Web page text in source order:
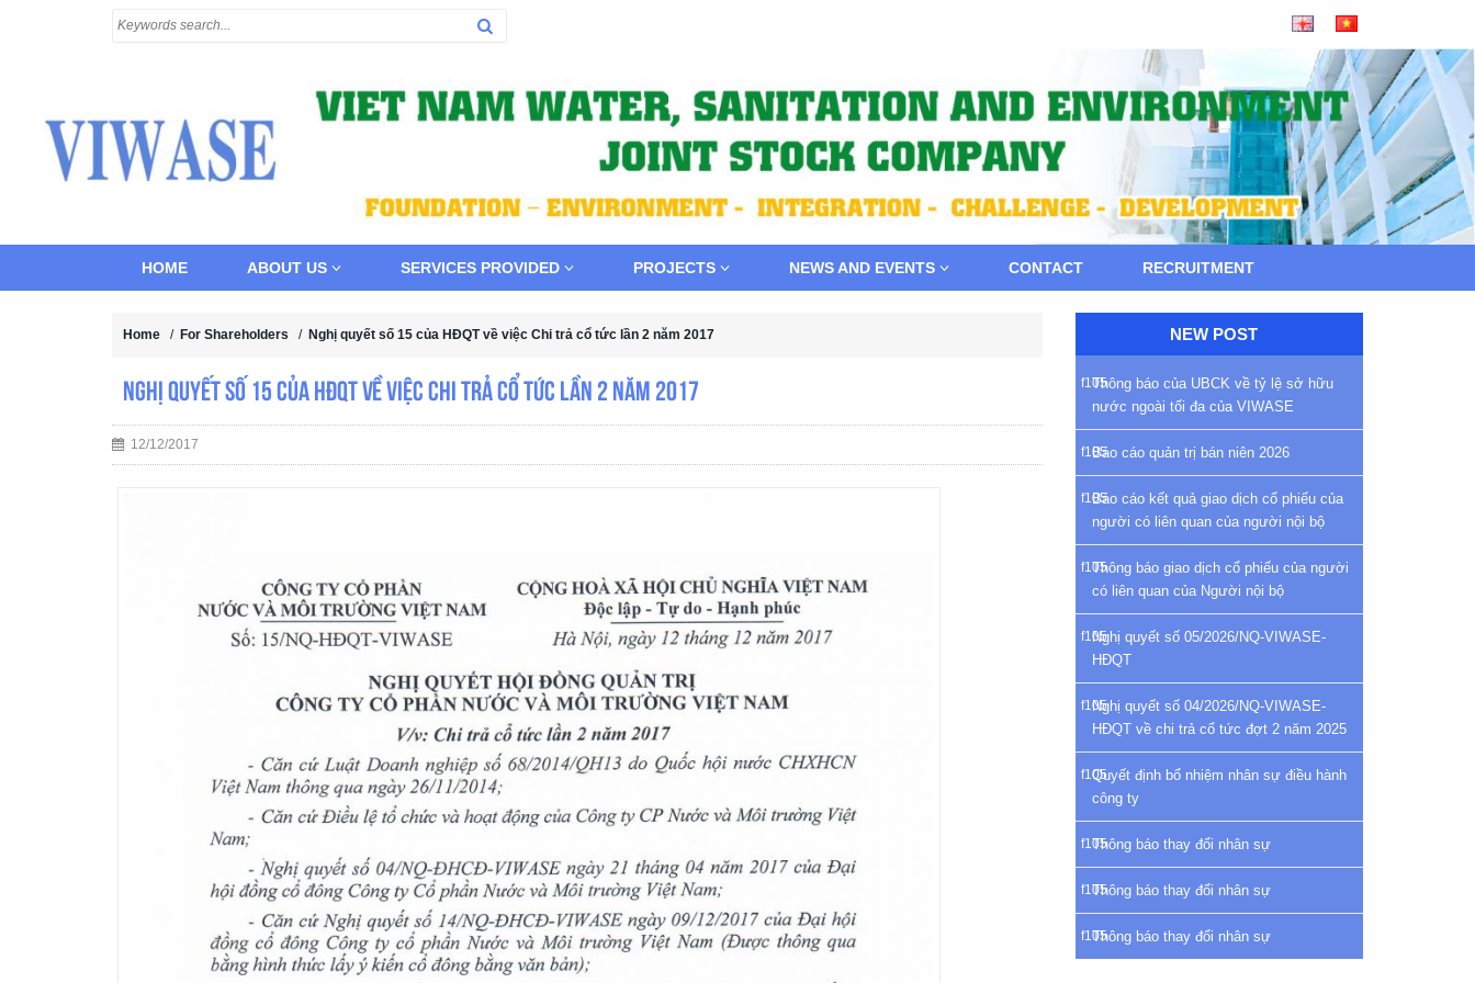
HOME ABOUT US SERVICES PROVIDED PROJECTS NEWS AND EVENTS CONTACT RECRUITMENT
Home / For Shareholders / Nghị quyết số 15 của HĐQT về việc Chi trả cổ tức lần 2 năm 2017
Nghị quyết số 15 của HĐQT về việc Chi trả cổ tức lần 2 năm 2017
12/12/2017
NEW POST
Thông báo của UBCK về tỷ lệ sở hữu
nước ngoài tối đa của VIWASE
Báo cáo quản trị bán niên 2026
Báo cáo kết quả giao dịch cổ phiếu của
người có liên quan của người nội bộ
Thông báo giao dịch cổ phiếu của người
có liên quan của Người nội bộ
Nghị quyết số 05/2026/NQ-VIWASE-
HĐQT
Nghị quyết số 04/2026/NQ-VIWASE-
HĐQT về chi trả cổ tức đợt 2 năm 2025
Quyết định bổ nhiệm nhân sự điều hành
công ty
Thông báo thay đổi nhân sự
Thông báo thay đổi nhân sự
Thông báo thay đổi nhân sự